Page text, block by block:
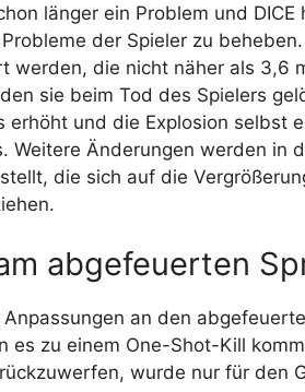
länger ein Problem und
der Spieler zu
werden, die nicht näher als 3,6
sie beim Tod des Spielers
erhöht und die Explosion selbst
Weitere Änderungen werden in
die sich auf die
abgefeuerten
an den
es zu einem One-Shot-Kill
wurde nur für den